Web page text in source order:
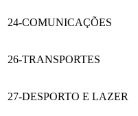
24-COMUNICAÇÕES
26-TRANSPORTES
27-DESPORTO E LAZER